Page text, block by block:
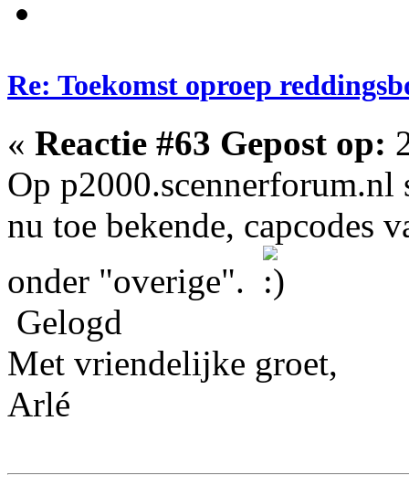
Re: Toekomst oproep
« Reactie #63 Gepost op:
Op p2000.scennerforum.nl
nu toe bekende, capcodes
onder "overige".
Gelogd
Met vriendelijke groet,
Arlé